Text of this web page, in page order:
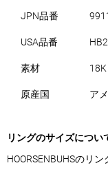
JPN品番
USA品番
素材 18K
原産国 ア
リングのサイズについ
HOORSENBUHSのリ